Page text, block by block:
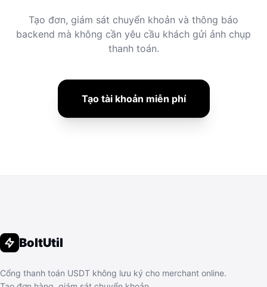
Tạo đơn, giám sát chuyển khoản và thông báo
backend mà không cần yêu cầu khách gửi ảnh chụp
thanh toán.
Tạo tài khoản miễn phí
BoltUtil
Cổng thanh toán USDT không lưu ký cho merchant online.